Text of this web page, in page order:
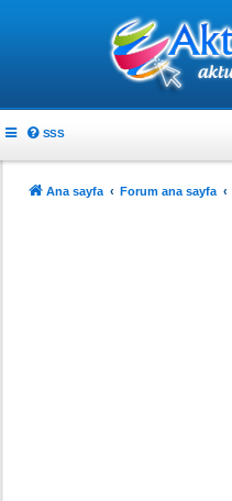
SSS
Ana sayfa Forum ana sayfa